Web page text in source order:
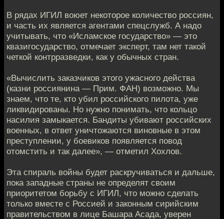
В рядах ИГИЛ воюет некоторое количество россиян,
и часть их является агентами спецслужб. А надо
учитывать, что «Исламское государство» — это
квазигосударство, отмечает эксперт, там нет такой
четкой контрразведки, как у обычных стран.
«Вычислить заказчиков этого ужасного действа
(казни россиянина — Прим. ФАН) возможно. Мы
знаем, что те, кто убил российского пилота, уже
ликвидированы. Но нужно понимать, что кольцо
насилия замыкается. Бандиты убивают российских
военных, в ответ уничтожаются виновные в этом
преступлении, у боевиков появляется повод
отомстить и так далее», — отметил Хохлов.
Эта спираль войны будет раскручиваться и дальше,
пока западные страны не определят своим
приоритетом борьбу с ИГИЛ, что можно сделать
только вместе с Россией и законным сирийским
правительством в лице Башара Асада, уверен